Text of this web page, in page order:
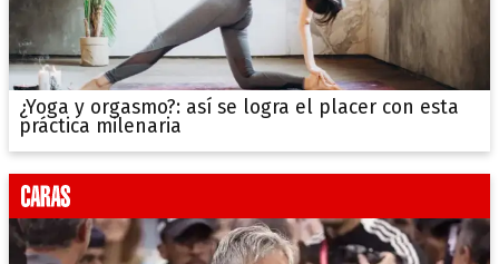
¿Yoga y orgasmo?: así se logra el placer con esta
práctica milenaria